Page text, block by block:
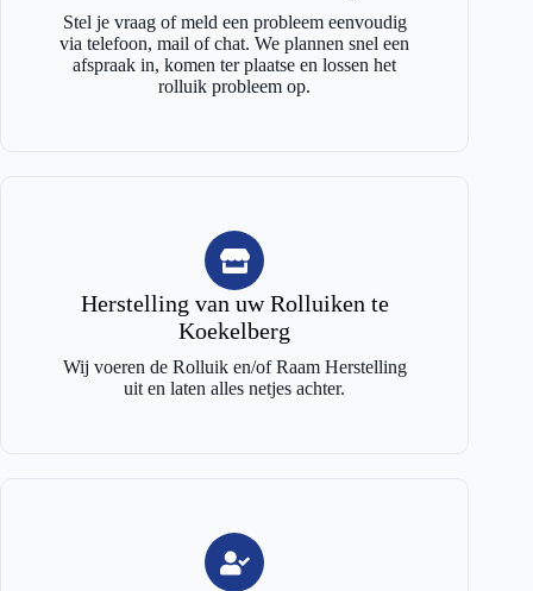
Stel je vraag of meld een probleem eenvoudig
via telefoon, mail of chat. We plannen snel een
afspraak in, komen ter plaatse en lossen het
rolluik probleem op.
Herstelling van uw Rolluiken te
Koekelberg
Wij voeren de Rolluik en/of Raam Herstelling
uit en laten alles netjes achter.